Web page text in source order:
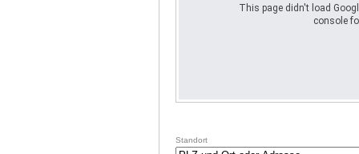
This page didn't load
console
Standort